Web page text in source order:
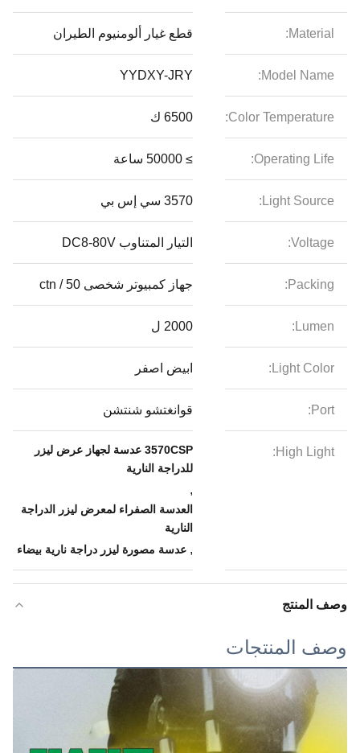
Material: قطع غيار ألومنيوم الطيران
Model Name:
YYDXY-JRY
Color Temperature: 6500 ك
Operating Life: ≥ 50000 ساعة
Light Source: 3570 سي إس بي
Voltage: التيار المتناوب DC8-80V
Packing: جهاز كمبيوتر شخصى 50 / ctn
Lumen: 2000 ل
Light Color: ابيض اصفر
Port: قوانغتشو شنتشن
High Light:
3570CSP عدسة لجهاز عرض ليزر
للدراجة النارية
,
العدسة الصفراء لمعرض ليزر الدراجة
النارية
, عدسة مصورة ليزر دراجة نارية بيضاء
وصف المنتج
وصف المنتجات